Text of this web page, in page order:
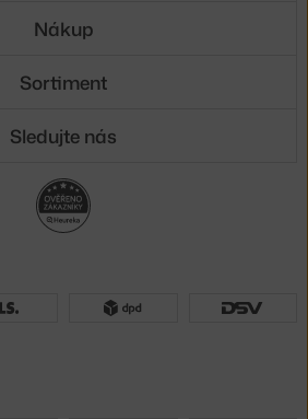
Nákup
Sortiment
Sledujte nás